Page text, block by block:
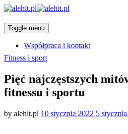
Toggle menu
Współpraca i kontakt
Categories
Fitness i sport
Pięć najczęstszych
fitnessu i sportu
by alehit.pl Posted
10 stycznia 2022 5